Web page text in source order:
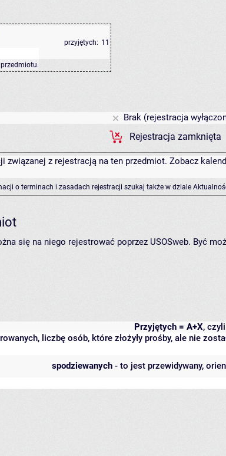
przyjętych: 11
.
Brak (rejestracja
Rejestracja zamknięta
związanej z rejestracją na ten przedmiot. Zobacz
o terminach i zasadach rejestracji szukaj także w dziale
się na niego rejestrować poprzez USOSweb. Być
Przyjętych = A+X,
liczbę osób, które złożyły prośby, ale nie
spodziewanych - to jest przewidywany,